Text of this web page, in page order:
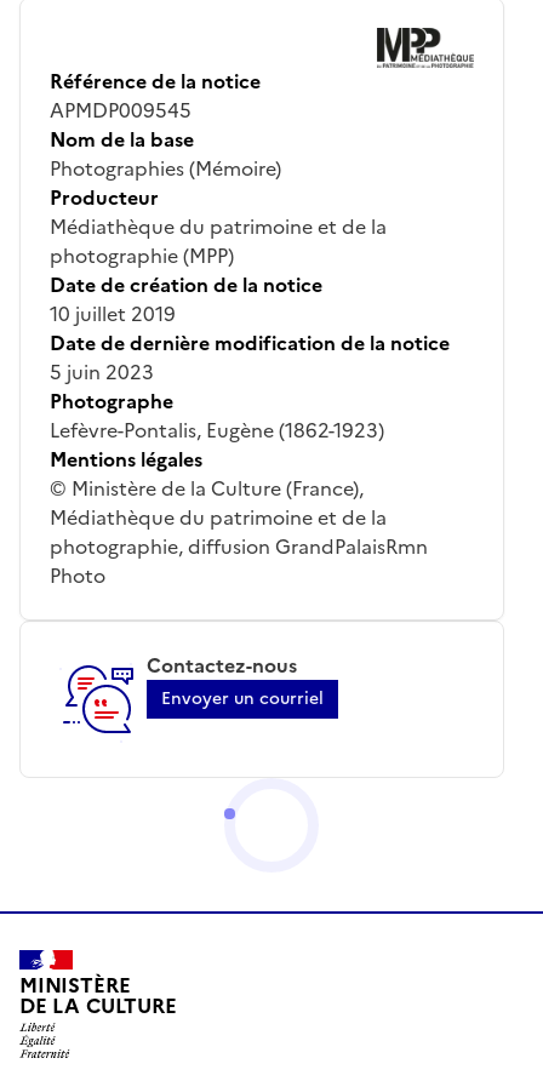
Référence de la notice
APMDP009545
Nom de la base
Photographies (Mémoire)
Producteur
Médiathèque du patrimoine et de la
photographie (MPP)
Date de création de la notice
10 juillet 2019
Date de dernière modification de la notice
5 juin 2023
Photographe
Lefèvre-Pontalis, Eugène (1862-1923)
Mentions légales
© Ministère de la Culture (France),
Médiathèque du patrimoine et de la
photographie, diffusion GrandPalaisRmn
Photo
Contactez-nous
Envoyer un courriel
MINISTÈRE
DE LA CULTURE